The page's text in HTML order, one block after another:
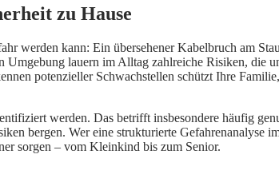
zu Hause
werden kann: Ein übersehener Kabelbruch am
lauern im Alltag zahlreiche Risiken, die
potenzieller Schwachstellen schützt Ihre
werden. Das betrifft insbesondere häufig
bergen. Wer eine strukturierte
sorgen – vom Kleinkind bis zum Senior.